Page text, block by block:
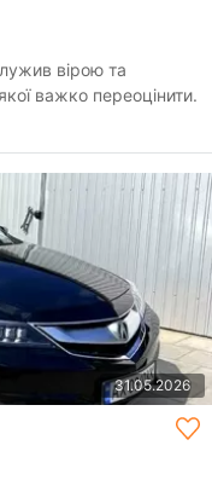
вірою та
важко переоцінити.
31.05.2026